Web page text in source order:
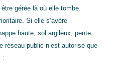
être gérée là où elle tombe.
Si elle s’avère
haute, sol argileux, pente
public n’est autorisé que
: